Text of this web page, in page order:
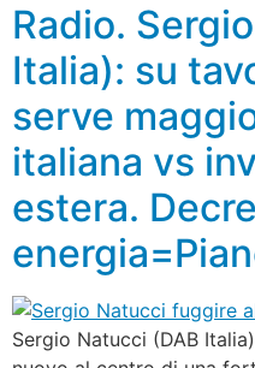
Radio.
Italia): su
serve
italiana vs
estera.
Sergio Natucci (DAB